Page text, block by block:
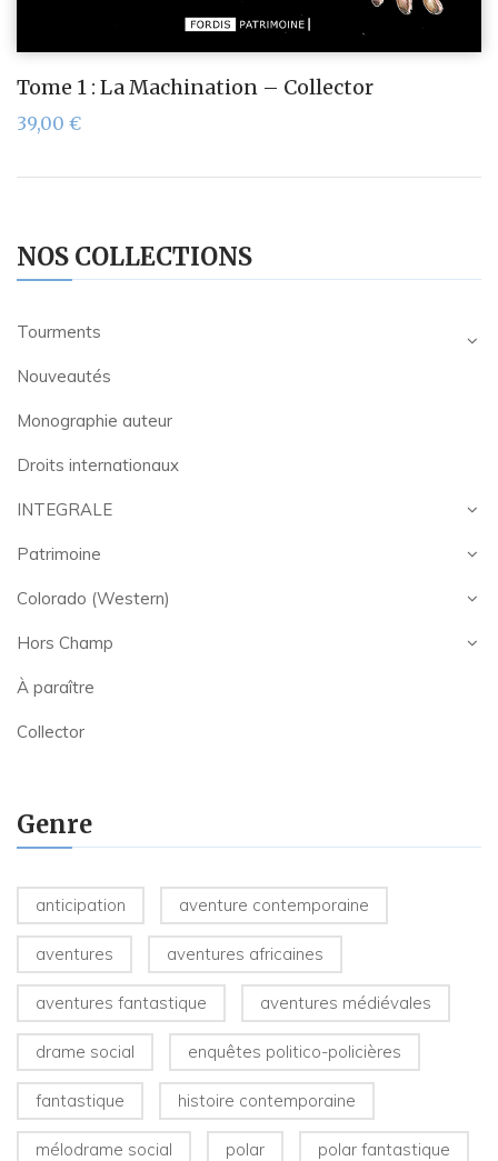
NOS COLLECTIONS
Tourments
Nouveautés
Monographie auteur
Droits internationaux
INTEGRALE
Patrimoine
Colorado (Western)
Hors Champ
À paraître
Collector
Genre
anticipation aventure contemporaine
aventures aventures africaines
aventures fantastique aventures médiévales
drame social enquêtes politico-policières
fantastique histoire contemporaine
mélodrame social polar polar fantastique
Tome 1 : La Machination – Collector
39,00 €